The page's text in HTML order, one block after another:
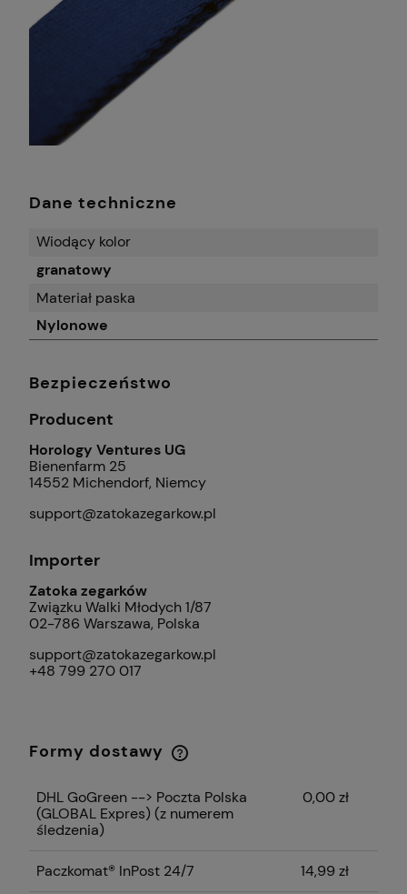
Dane techniczne
Wiodący kolor
granatowy
Materiał paska
Nylonowe
Bezpieczeństwo
Producent
Horology Ventures UG
Bienenfarm 25
14552 Michendorf, Niemcy
support@zatokazegarkow.pl
Importer
Zatoka zegarków
Związku Walki Młodych 1/87
02-786 Warszawa, Polska
support@zatokazegarkow.pl
+48 799 270 017
Formy dostawy
Cena nie zawiera ewentualnych kosztów
DHL GoGreen --> Poczta Polska
(GLOBAL Expres) (z numerem
śledzenia)
0,00 zł
Paczkomat® InPost 24/7 14,99 zł